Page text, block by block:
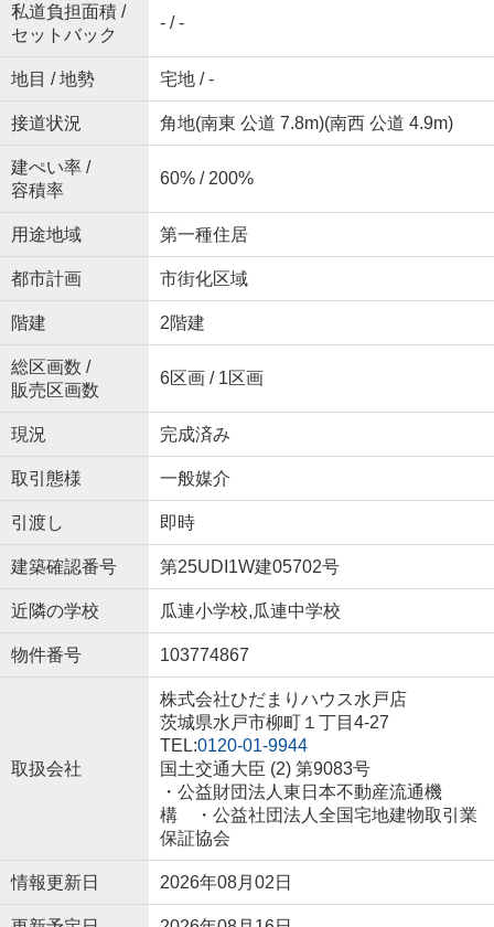
私道負担面積 /
セットバック
- / -
地目 / 地勢 宅地 / -
接道状況 角地(南東 公道 7.8m)(南西 公道 4.9m)
建ぺい率 /
容積率
60% / 200%
用途地域 第一種住居
都市計画 市街化区域
階建 2階建
総区画数 /
販売区画数
6区画 / 1区画
現況 完成済み
取引態様 一般媒介
引渡し 即時
建築確認番号 第25UDI1W建05702号
近隣の学校 瓜連小学校,瓜連中学校
物件番号 103774867
取扱会社
株式会社ひだまりハウス水戸店
茨城県水戸市柳町１丁目4-27
TEL:0120-01-9944
国土交通大臣 (2) 第9083号
・公益財団法人東日本不動産流通機
構 ・公益社団法人全国宅地建物取引業
保証協会
情報更新日 2026年08月02日